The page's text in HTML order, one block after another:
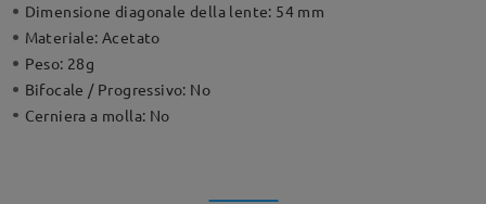
Dimensione diagonale della lente: 54 mm
Materiale:Acetato
Peso: 28g
Bifocale / Progressivo: No
Cerniera a molla: No